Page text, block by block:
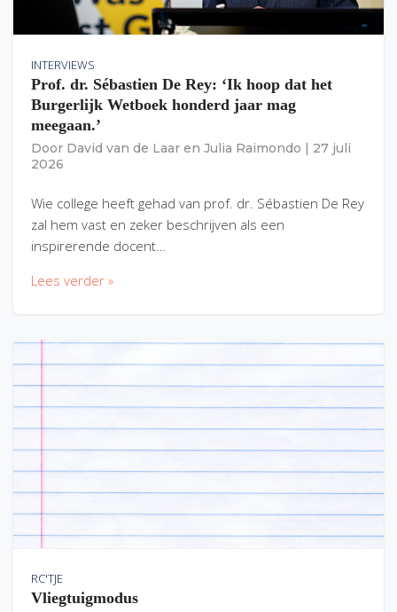
INTERVIEWS
Prof. dr. Sébastien De Rey: ‘Ik hoop dat het
Burgerlijk Wetboek honderd jaar mag
meegaan.’
Door David van de Laar en Julia Raimondo
27 juli
2026
Wie college heeft gehad van prof. dr. Sébastien De Rey
zal hem vast en zeker beschrijven als een
inspirerende docent…
Lees verder »
RC'TJE
Vliegtuigmodus